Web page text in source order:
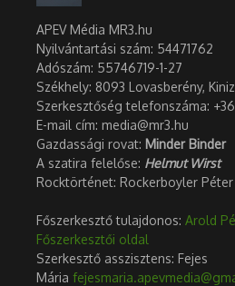
APEV Média MR3.hu
Nyilvántartási szám: 54471762
Adószám: 55746719-1-27
Székhely: 8093 Lovasberény,
Szerkesztőség telefonszáma:
E-mail cím: media@mr3.hu
Gazdassági rovat: Minder Binder
A szatira felelőse: Helmut Wirst
Rocktörténet: Rockerboyler
Főszerkesztő tulajdonos: Arold
Főszerkesztői oldal
Szerkesztő asszisztens: Fejes
Mária